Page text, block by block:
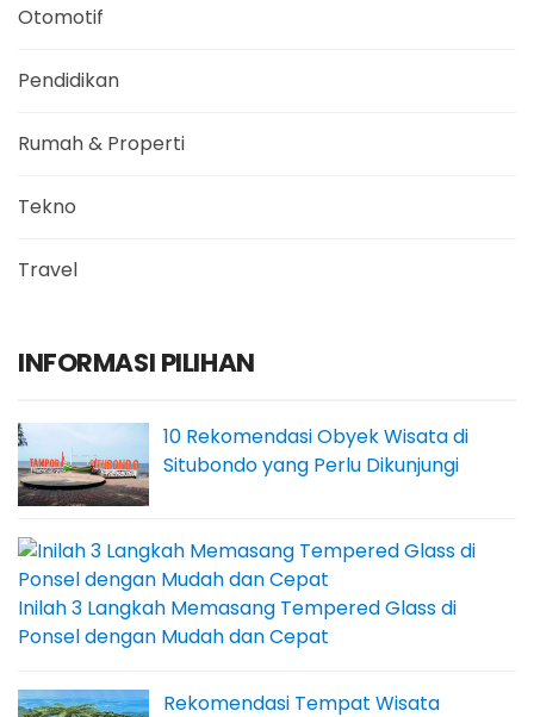
Otomotif
Pendidikan
Rumah & Properti
Tekno
Travel
INFORMASI PILIHAN
10 Rekomendasi Obyek Wisata di
Situbondo yang Perlu Dikunjungi
Inilah 3 Langkah Memasang Tempered Glass di
Ponsel dengan Mudah dan Cepat
Rekomendasi Tempat Wisata